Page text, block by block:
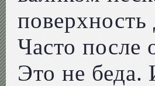
Часто после
Это не беда.